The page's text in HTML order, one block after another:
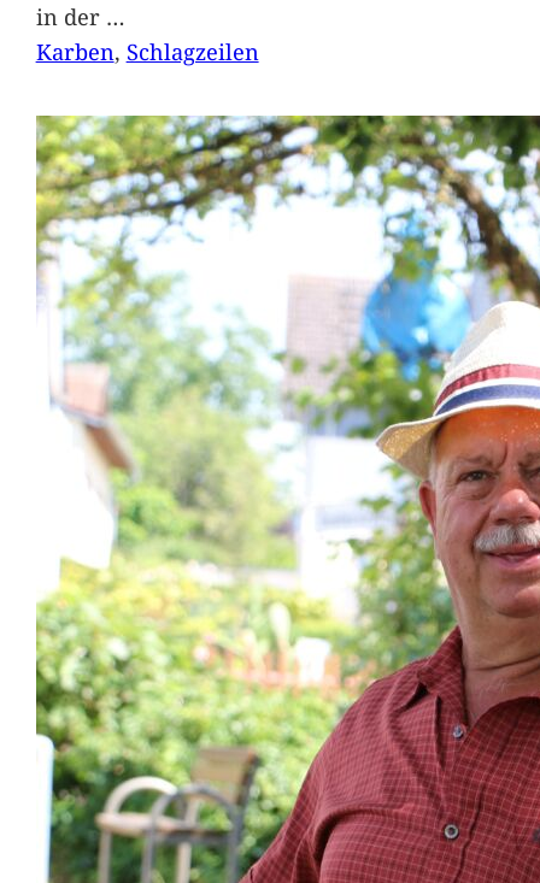
in der …
Karben, Schlagzeilen